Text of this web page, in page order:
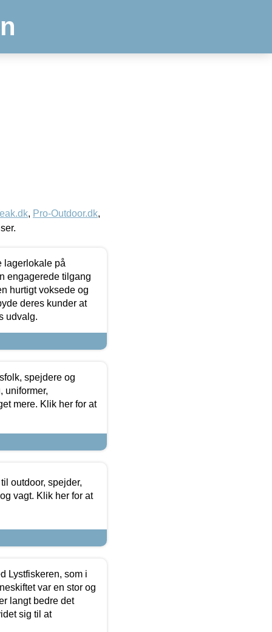
, Pro-Outdoor.dk,
lagerlokale på
engagerede tilgang
hurtigt voksede og
deres kunder at
udvalg.
spejdere og
uniformer,
mere. Klik her for at
outdoor, spejder,
vagt. Klik her for at
Lystfiskeren, som i
var en stor og
langt bedre det
sig til at